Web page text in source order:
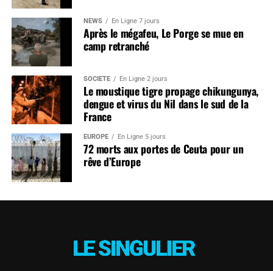
NEWS En Ligne 7 jours
Après le mégafeu, Le Porge se mue en
camp retranché
SOCIÉTÉ En Ligne 2 jours
Le moustique tigre propage chikungunya,
dengue et virus du Nil dans le sud de la
France
EUROPE En Ligne 5 jours
72 morts aux portes de Ceuta pour un
rêve d’Europe